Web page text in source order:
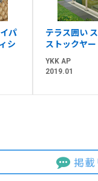
パ
シ
テラス囲い
ストックヤー
YKK AP
2019.01
掲載